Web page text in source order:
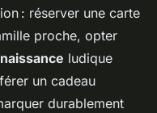
: réserver une carte
proche, opter
ludique
un cadeau
durablement